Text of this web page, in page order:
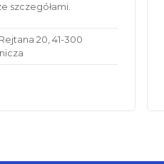
szczegółami.
20, 41-300